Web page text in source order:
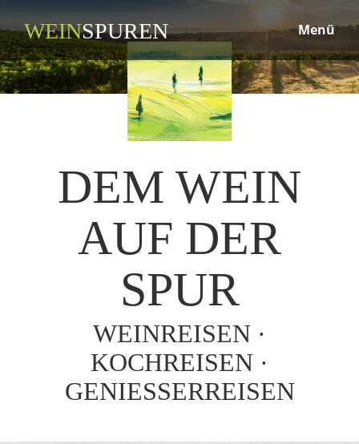
WEINSPUREN Menü
DEM WEIN
AUF DER
SPUR
WEINREISEN ·
KOCHREISEN ·
GENIESSERREISEN